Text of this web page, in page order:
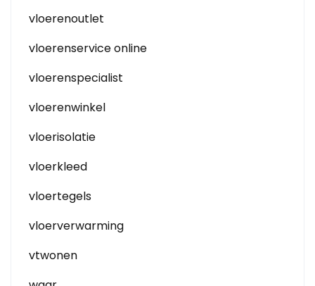
vloerenoutlet
vloerenservice online
vloerenspecialist
vloerenwinkel
vloerisolatie
vloerkleed
vloertegels
vloerverwarming
vtwonen